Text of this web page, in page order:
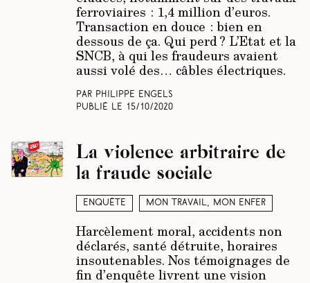
ferroviaires : 1,4 million d’euros.
Transaction en douce : bien en
dessous de ça. Qui perd ? L’Etat et la
SNCB, à qui les fraudeurs avaient
aussi volé des… câbles électriques.
Par Philippe Engels
Publié le 15/10/2020
Enquête Mon travail, mon enfer
La violence arbitraire de
la fraude sociale
Harcèlement moral, accidents non
déclarés, santé détruite, horaires
insoutenables. Nos témoignages de
fin d’enquête livrent une vision